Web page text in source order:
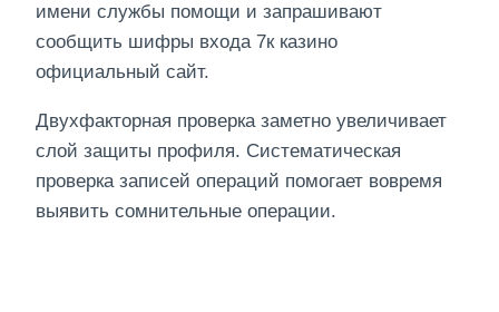
имени службы помощи и запрашивают
сообщить шифры входа 7к казино
официальный сайт.
Двухфакторная проверка заметно увеличивает
слой защиты профиля. Систематическая
проверка записей операций помогает вовремя
выявить сомнительные операции.